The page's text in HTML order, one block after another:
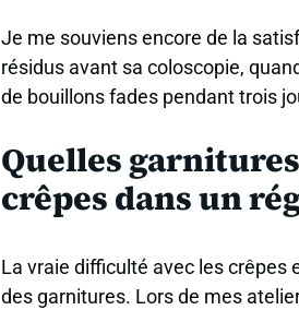
Je me souviens encore de la
résidus avant sa coloscopie,
de bouillons fades pendant trois
Quelles
crêpes dans un
La vraie difficulté avec les crêpes
des garnitures. Lors de mes